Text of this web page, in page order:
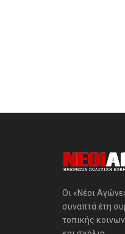
Οι «Νέοι
συναπτά έτη
τοπικής